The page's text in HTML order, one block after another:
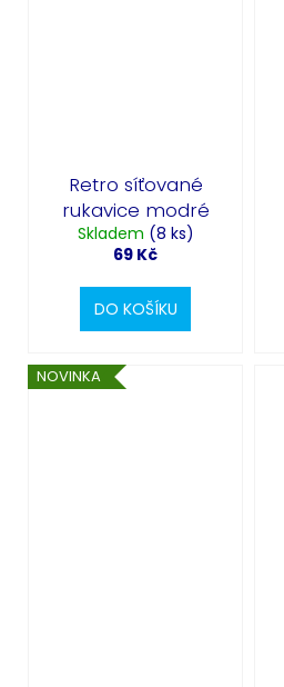
Retro síťované
rukavice modré
Skladem (8 ks)
69 Kč
DO KOŠÍKU
NOVINKA